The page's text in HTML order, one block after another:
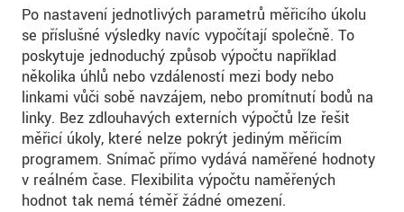
Po nastavení jednotlivých parametrů měřicího úkolu
se příslušné výsledky navíc vypočítají společně. To
poskytuje jednoduchý způsob výpočtu například
několika úhlů nebo vzdáleností mezi body nebo
linkami vůči sobě navzájem, nebo promítnutí bodů na
linky. Bez zdlouhavých externích výpočtů lze řešit
měřicí úkoly, které nelze pokrýt jediným měřicím
programem. Snímač přímo vydává naměřené hodnoty
v reálném čase. Flexibilita výpočtu naměřených
hodnot tak nemá téměř žádné omezení.